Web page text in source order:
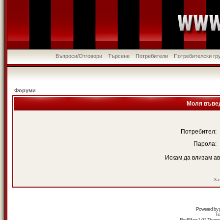
Въпроси/Отговори Търсене Потребители Потребителски
Форуми
Моля
Потребител:
Парола:
Искам да влизам
Powered by